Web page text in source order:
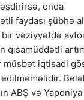
onda
faydası şübhə
bir vəziyyətdə
qısamüddətli
müsbət iqtisadi
ABŞ və Yaponiya